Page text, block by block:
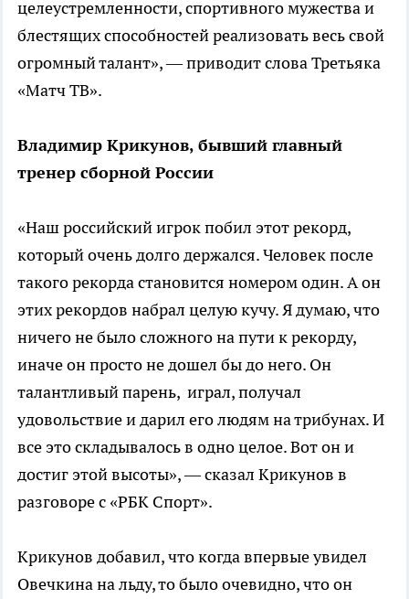
целеустремленности, спортивного мужества и
блестящих способностей реализовать весь свой
огромный талант», — приводит слова Третьяка
«Матч ТВ».
Владимир Крикунов, бывший главный
тренер сборной России
«Наш российский игрок побил этот рекорд,
который очень долго держался. Человек после
такого рекорда становится номером один. А он
этих рекордов набрал целую кучу. Я думаю, что
ничего не было сложного на пути к рекорду,
иначе он просто не дошел бы до него. Он
талантливый парень, играл, получал
удовольствие и дарил его людям на трибунах. И
все это складывалось в одно целое. Вот он и
достиг этой высоты», — сказал Крикунов в
разговоре с «РБК Спорт».
Крикунов добавил, что когда впервые увидел
Овечкина на льду, то было очевидно, что он